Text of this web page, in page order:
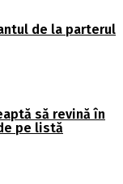
de la parterul
să revină în
pe listă